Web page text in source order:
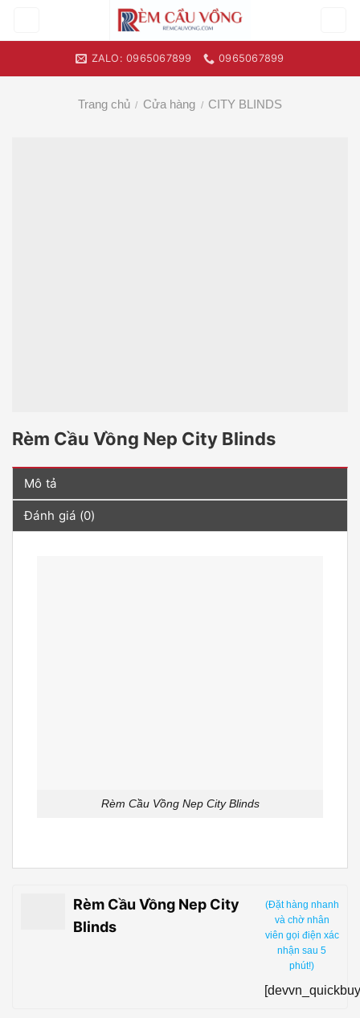
ZALO: 0965067899 0965067899
Trang chủ / Cửa hàng / CITY BLINDS
Rèm Cầu Vồng Nep City Blinds
Mô tả
Đánh giá (0)
Rèm Cầu Vồng Nep City Blinds
Rèm Cầu Vồng Nep City
Blinds
(Đặt hàng nhanh
và chờ nhân
viên gọi điện xác
nhận sau 5
phút!)